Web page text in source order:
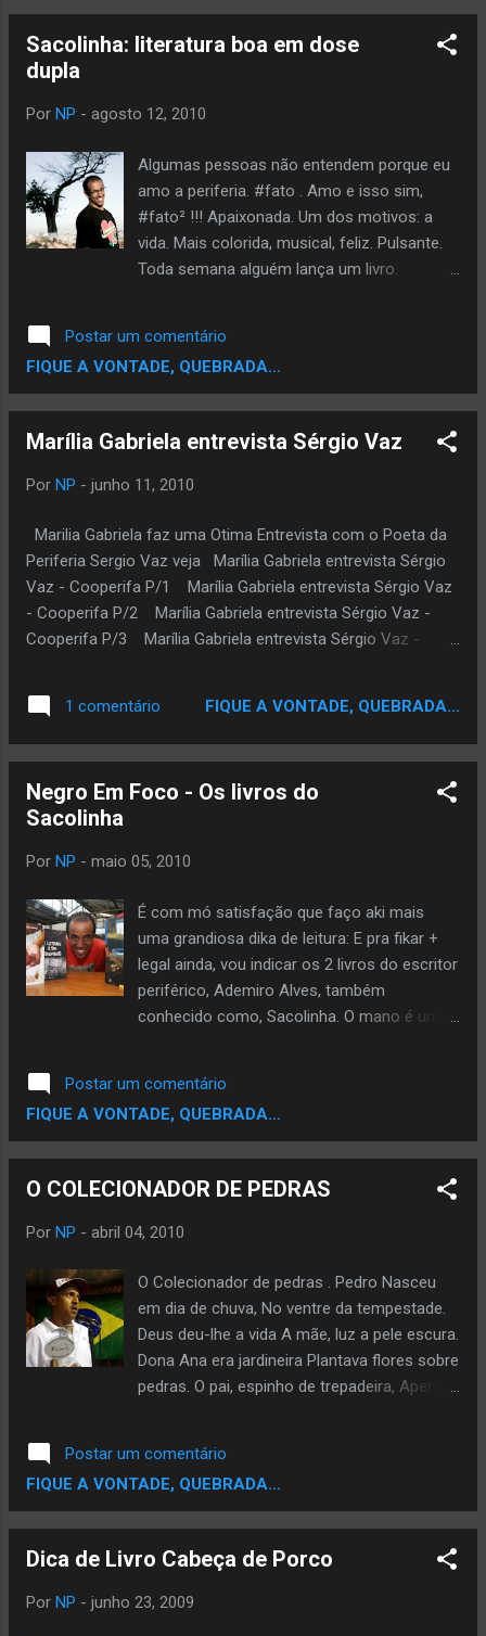
Sacolinha: literatura boa em dose
dupla
Por NP - agosto 12, 2010
Algumas pessoas não entendem porque eu
amo a periferia. #fato . Amo e isso sim,
#fato² !!! Apaixonada. Um dos motivos: a
vida. Mais colorida, musical, feliz. Pulsante.
Toda semana alguém lança um livro.
história. Sem cortes, sem maquiagens, sem
massagem ! Um dos resultados estão aí.
Meu amigo Sacolinha está lançando dois
primeiro acontece hoje em Suzano. E aaahh,
se meu tempo desse, realmente, embarcaria
parabéns pelos corres, pela personalidade,
pela luta, pela amizade, pela vivência e pela
causa. Sou tua fã desde sempre e pra
sempre. Obrigada por me ensinar tanto,
mesmo a distância, através dos livros que
Marcos Cirillo Após os sucessos de
um disparo...
Postar um comentário
FIQUE A VONTADE, QUEBRADA...
Marília Gabriela entrevista Sérgio Vaz
Por NP - junho 11, 2010
Marilia Gabriela faz uma Otima Entrevista com o Poeta da
Periferia Sergio Vaz veja Marília Gabriela entrevista Sérgio
Vaz - Cooperifa P/1 Marília Gabriela entrevista Sérgio Vaz
- Cooperifa P/2 Marília Gabriela entrevista Sérgio Vaz -
Cooperifa P/3 Marília Gabriela entrevista Sérgio Vaz -
Cooperifa P/5 Marília Gabriela entrevista Sérgio Vaz -
Cooperifa P/6 Marília Gabriela entrevista Sérgio Vaz -
Cooperifa P/7 Marília Gabriela entrevista Sérgio Vaz -
1 comentário FIQUE A VONTADE, QUEBRADA...
Negro Em Foco - Os livros do
Sacolinha
Por NP - maio 05, 2010
É com mó satisfação que faço aki mais
uma grandiosa dika de leitura: E pra fikar +
legal ainda, vou indicar os 2 livros do escritor
periférico, Ademiro Alves, também
conhecido como, Sacolinha. O mano é um
Sampa), e além de duas obras publicadas,
ele está envolvido em diversos projetos e
coletâneas literárias. GRADUADO EM
nos apresenta um romance periférico, onde
a REALIDADE não perdoa ninguém. A vida de
drasticamente de Amor em Ódio, leia e
confira… 85 LETRAS E UM DISPARO Neste
livro, o Sacóla nos brinda com vários
contos, prepare-se pra rir, chorar, contestar,
apoiar… E finalmente conhecer um pouco
informações para adquirir os trampos do
Sacolinha, é só mandar um e-mail, para:
literaturanobrasil@bol.com.br ...
Postar um comentário
FIQUE A VONTADE, QUEBRADA...
O COLECIONADOR DE PEDRAS
Por NP - abril 04, 2010
O Colecionador de pedras . Pedro Nasceu
em dia de chuva, No ventre da tempestade.
Deus deu-lhe a vida A mãe, luz a pele escura.
Dona Ana era jardineira Plantava flores sobre
pedras. O pai, espinho de trepadeira, Apenas
mão. A fome, de forma desonrosa
Transformou em homem, o menino Que
brincava com os pés no chão. Por causa da
pedra de gelo Com gosto de chocolate.
Humilde,mas só se curvou de joelhos
Postar um comentário
FIQUE A VONTADE, QUEBRADA...
Dica de Livro Cabeça de Porco
Por NP - junho 23, 2009